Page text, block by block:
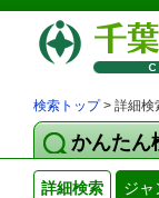
検索トップ> 詳細検
かんたん
詳細検索 ジャ